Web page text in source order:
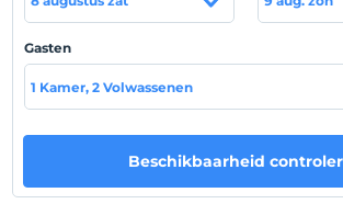
Uitchecken
Voor 12:00
Huisdieren niet toegestaan
roken
rookvrije kamers
Inchecktijden
Gasten
1 Kamer, 2 Volwassenen
Beschikbaarheid